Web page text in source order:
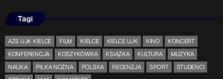
Tagi
AZS UJK KIELCE FILM KIELCE KIELCE UJK KINO
KONCERT
KONFERENCJA
KOSZYKÓWKA KSIĄŻKA KULTURA
MUZYKA
NAUKA
PIŁKA NOŻNA POLSKA RECENZJA SPORT
STUDENCI